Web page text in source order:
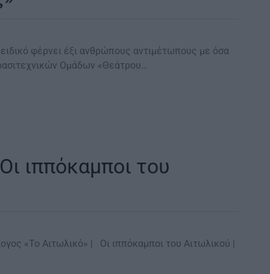
φέρνει έξι ανθρώπους αντιμέτωπους με όσα
Ομάδων «Θεάτρου…
ιππόκαμποι του
«Το Αιτωλικό» | Οι ιππόκαμποι του Αιτωλικού |